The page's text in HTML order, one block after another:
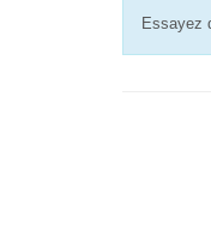
Essayez